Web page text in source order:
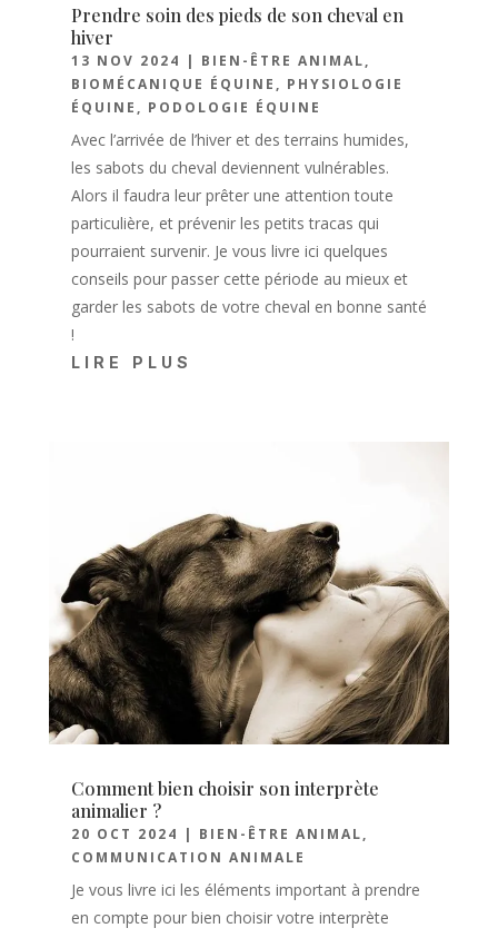
Prendre soin des pieds de son cheval en
hiver
13 NOV 2024 | BIEN-ÊTRE ANIMAL,
BIOMÉCANIQUE ÉQUINE , PHYSIOLOGIE
ÉQUINE , PODOLOGIE ÉQUINE
Avec l’arrivée de l’hiver et des terrains humides,
les sabots du cheval deviennent vulnérables.
Alors il faudra leur prêter une attention toute
particulière, et prévenir les petits tracas qui
pourraient survenir. Je vous livre ici quelques
conseils pour passer cette période au mieux et
garder les sabots de votre cheval en bonne santé
!
LIRE PLUS
Comment bien choisir son interprète
animalier ?
20 OCT 2024 | BIEN-ÊTRE ANIMAL,
COMMUNICATION ANIMALE
Je vous livre ici les éléments important à prendre
en compte pour bien choisir votre interprète